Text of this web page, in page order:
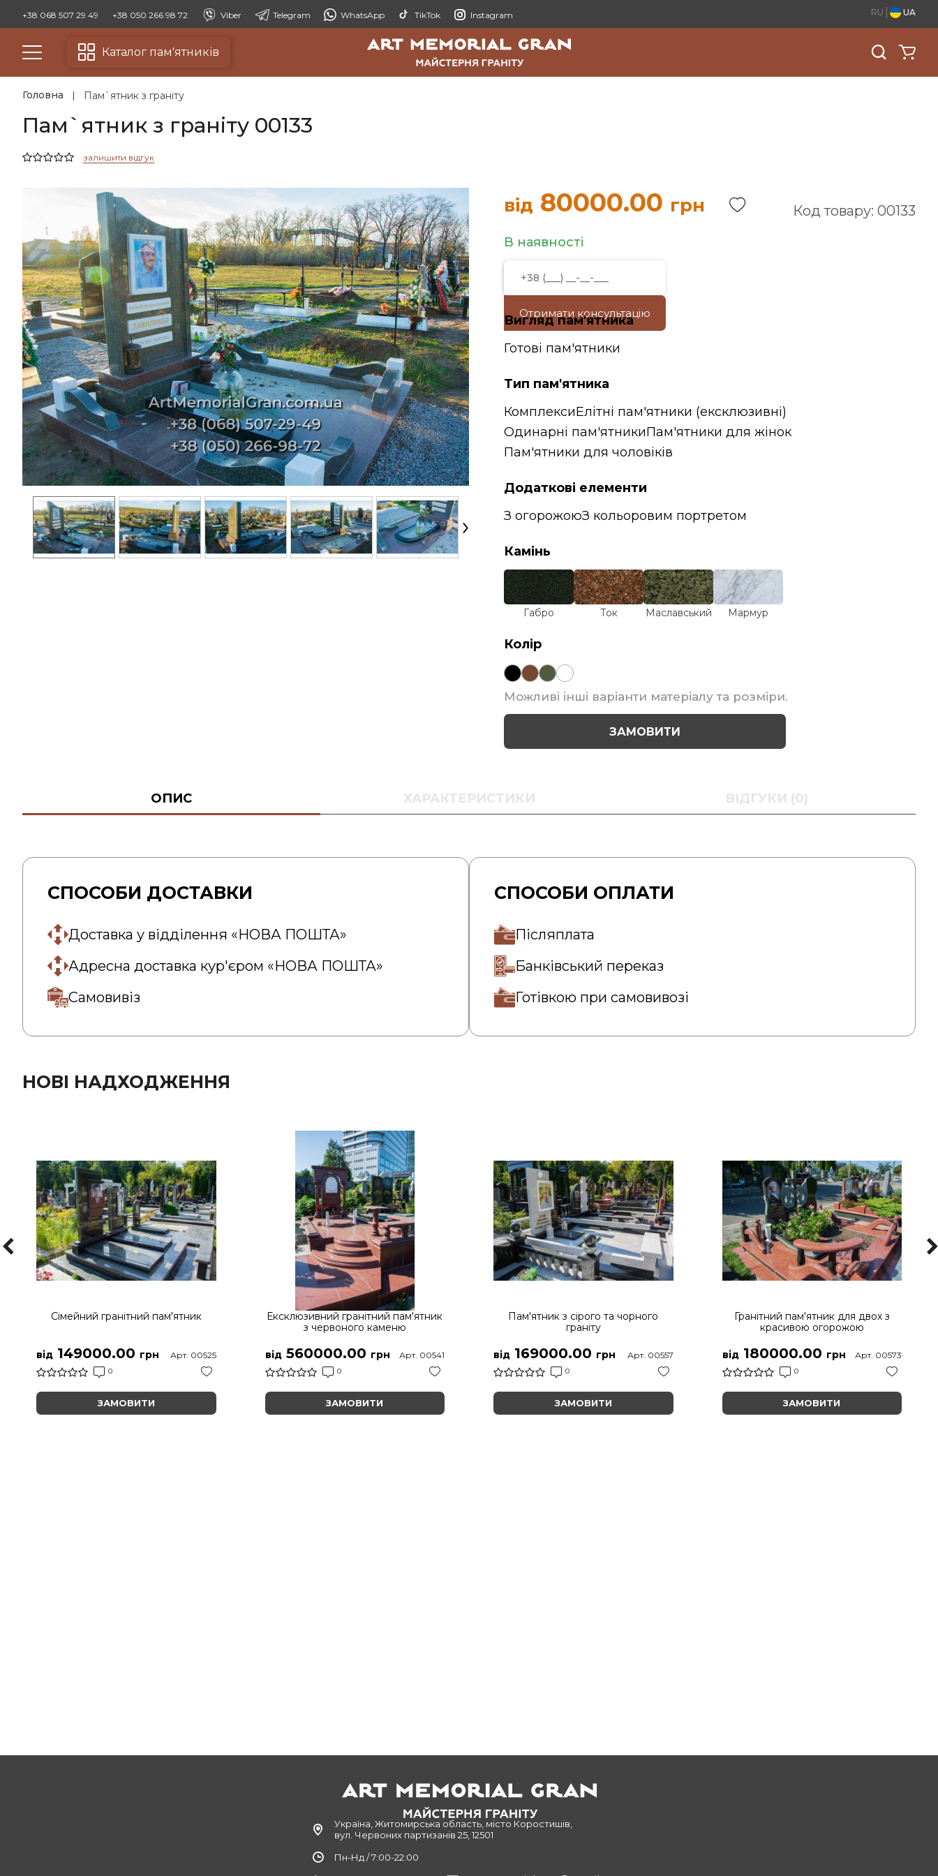
+38 068 507 29 49 +38 050 266 98 72 Viber Telegram WhatsApp TikTok Instagram RU UA
Каталог пам'ятників
Головна Пам`ятник з граніту
Пам`ятник з граніту 00133
залишити відгук
від 80000.00 грн Код товару: 00133
В наявності
Отримати консультацію
Вигляд пам'ятника
Готові пам'ятники
Тип пам'ятника
КомплексиЕлітні пам'ятники (ексклюзивні)
Одинарні пам'ятникиПам'ятники для жінок
Пам'ятники для чоловіків
Додаткові елементи
З огорожоюЗ кольоровим портретом
Камінь
Габро Ток Маславський Мармур
Колір
Можливі інші варіанти матеріалу та розміри.
ЗАМОВИТИ
ОПИС ХАРАКТЕРИСТИКИ ВІДГУКИ (0)
СПОСОБИ ДОСТАВКИ
Доставка у відділення «НОВА ПОШТА»
Адресна доставка кур'єром «НОВА ПОШТА»
Самовивіз
СПОСОБИ ОПЛАТИ
Післяплата
Банківський переказ
Готівкою при самовивозі
НОВІ НАДХОДЖЕННЯ
Сімейний гранітний пам'ятник
від 149000.00 грн
0
Арт. 00525
ЗАМОВИТИ
Ексклюзивний гранітний пам'ятник
з червоного каменю
від560000.00 грн
0
Арт. 00541
ЗАМОВИТИ
Пам'ятник з сірого та чорного
граніту
від 169000.00 грн
0
Арт. 00557
ЗАМОВИТИ
Гранітний пам'ятник для двох з
красивою огорожою
від180000.00 грн
0
Арт. 00573
ЗАМОВИТИ
Україна, Житомирська область, місто Коростишів,
вул. Червоних партизанів 25, 12501
Пн-Нд / 7:00-22:00